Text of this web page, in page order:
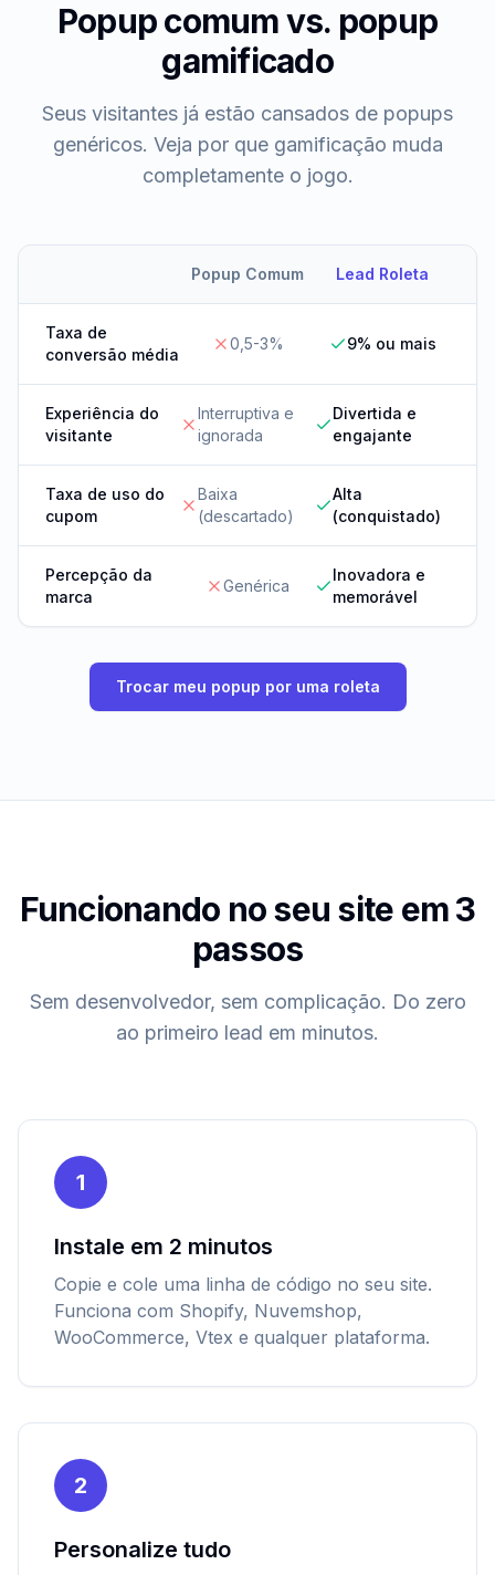
Popup comum vs. popup
gamificado
Seus visitantes já estão cansados de popups
genéricos. Veja por que gamificação muda
completamente o jogo.
Popup Comum Lead Roleta
Taxa de
conversão média
0,5-3% 9% ou mais
Experiência do
visitante
Interruptiva e
ignorada
Divertida e
engajante
Taxa de uso do
cupom
Baixa
(descartado)
Alta
(conquistado)
Percepção da
marca
Genérica
Inovadora e
memorável
Trocar meu popup por uma roleta
Funcionando no seu site em 3
passos
Sem desenvolvedor, sem complicação. Do zero
ao primeiro lead em minutos.
1
Instale em 2 minutos
Copie e cole uma linha de código no seu site.
Funciona com Shopify, Nuvemshop,
WooCommerce, Vtex e qualquer plataforma.
2
Personalize tudo